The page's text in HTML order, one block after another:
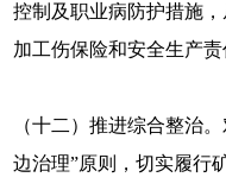
控制及职业病防护措施
加工伤保险和安全生产
（十二）推进综合整治
边治理”原则，切实履行